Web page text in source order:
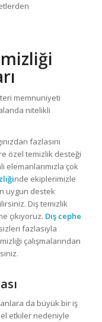
memnuniyeti
nitelikli
fazlasını
özel temizlik desteği
elemanlarımızla çok
nde ekiplerimizle
uygun destek
Dış temizlik
çıkıyoruz. Dış cephe
fazlasıyla
çalışmalarından
da büyük bir iş
etkiler nedeniyle